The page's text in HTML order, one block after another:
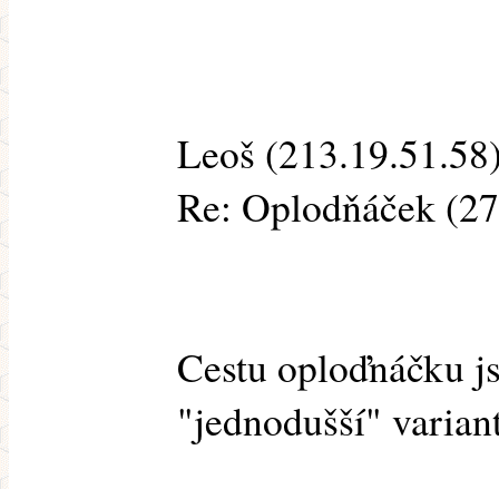
Leoš
Re: Oplodňáček
Cestu oploďnáčku
"jednodušší"